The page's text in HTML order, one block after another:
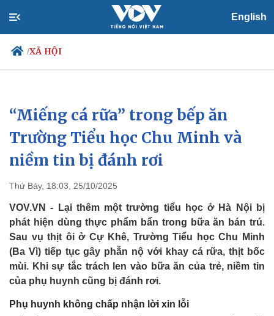
English
/XÃ HỘI
Chính trị
Đảng
Tổ chức nhân sự
Quốc hội
Xã hội
Tin 24h
Dự báo thời tiết
Giáo dục
“Miếng cá rữa” trong bếp ăn
Trường Tiểu học Chu Minh và
niềm tin bị đánh rơi
Thứ Bảy, 18:03, 25/10/2025
VOV.VN - Lại thêm một trường tiểu học ở Hà Nội bị
phát hiện dùng thực phẩm bẩn trong bữa ăn bán trú.
Sau vụ thịt ôi ở Cự Khê, Trường Tiểu học Chu Minh
(Ba Vì) tiếp tục gây phẫn nộ với khay cá rữa, thịt bốc
mùi. Khi sự tắc trách len vào bữa ăn của trẻ, niềm tin
của phụ huynh cũng bị đánh rơi.
Phụ huynh không chấp nhận lời xin lỗi